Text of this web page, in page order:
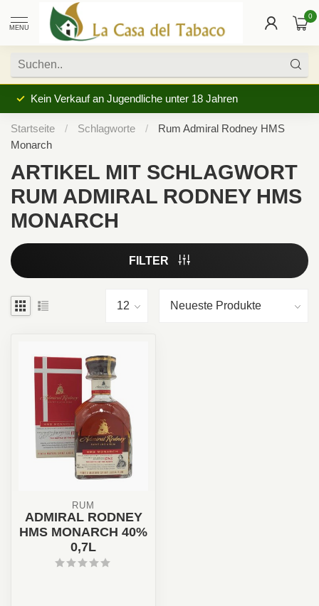
MENU
0
Kein Verkauf an Jugendliche unter 18 Jahren
Startseite / Schlagworte /
Rum Admiral Rodney HMS
Monarch
ARTIKEL MIT SCHLAGWORT
RUM ADMIRAL RODNEY HMS
MONARCH
FILTER
RUM
ADMIRAL RODNEY
HMS MONARCH 40%
0,7L